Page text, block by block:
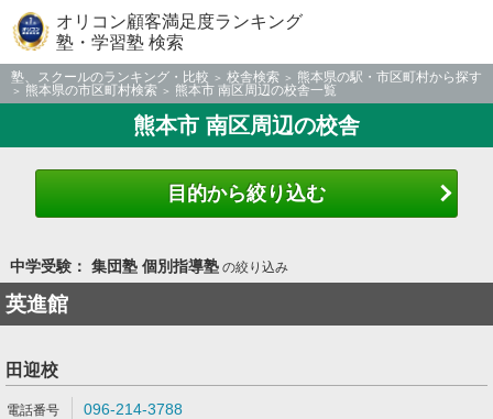
オリコン顧客満足度ランキング
塾・学習塾 検索
塾、スクールのランキング・比較 校舎検索
熊本県の駅・市区町村から探す
熊本県の市区町村検索
熊本市 南区周辺の校舎一覧
熊本市 南区周辺の校舎
目的から絞り込む
中学受験： 集団塾 個別指導塾の絞り込み
英進館
田迎校
096-214-3788